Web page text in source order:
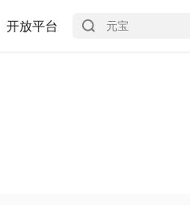
开放平台